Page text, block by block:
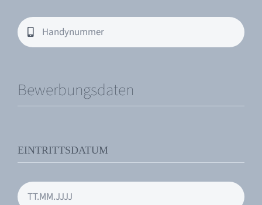
Bewerbungsdaten
EINTRITTSDATUM